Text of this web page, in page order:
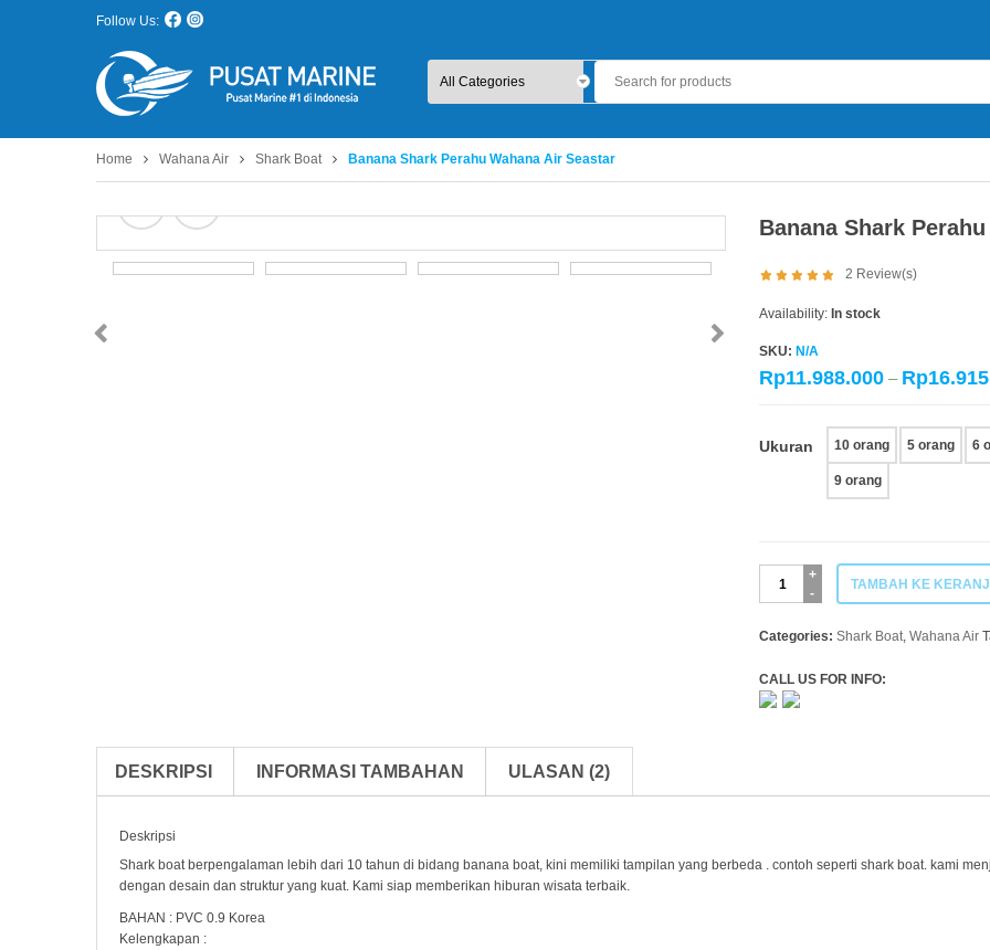
Follow Us:
Home Wahana Air Shark Boat Banana Shark Perahu Wahana Air Seastar
Banana Shark
2 Review(s)
Availability: In stock
SKU: N/A
Rp11.988.000 – Rp
Ukuran 10 orang 5 orang 6
9 orang
Kuantitas
Perahu
Air
Seastar
TAMBAH KE
Categories: Shark Boat, Wahana Air
CALL US FOR INFO:
DESKRIPSI INFORMASI TAMBAHAN ULASAN (2)
Deskripsi
Shark boat berpengalaman lebih dari 10 tahun di bidang banana boat, kini memiliki tampilan yang berbeda . contoh seperti shark boat. kami
dengan desain dan struktur yang kuat. Kami siap memberikan hiburan wisata terbaik.
BAHAN : PVC 0.9 Korea
Kelengkapan :